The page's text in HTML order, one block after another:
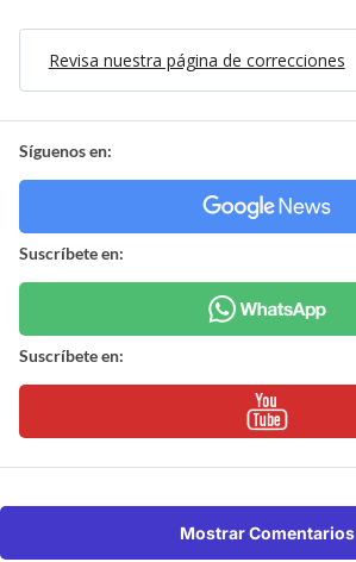
Revisa nuestra página de correcciones
Síguenos en:
Suscríbete en:
Suscríbete en:
Mostrar Comentarios